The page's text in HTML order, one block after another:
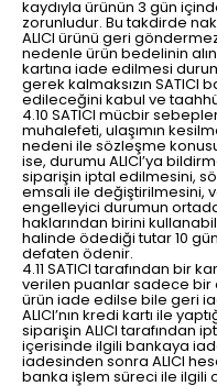
kaydıyla ürünün 3 gün
zorunludur. Bu takdirde
ALICI ürünü geri
nedenle ürün bedelinin
kartına iade edilmesi
gerek kalmaksızın SATICI
edileceğini kabul ve
4.10 SATICI mücbir
muhalefeti, ulaşımın
nedeni ile sözleşme
ise, durumu ALICI’ya
siparişin iptal edilmesini,
emsali ile değiştirilmesini,
engelleyici durumun
haklarından birini
halinde ödediği tutar 10
defaten ödenir.
4.11 SATICI tarafından bir
verilen puanlar sadece bir
ürün iade edilse bile geri
ALICI’nın kredi kartı ile
siparişin ALICI tarafından
içerisinde ilgili bankaya
iadesinden sonra ALICI
banka işlem süreci ile ilgili